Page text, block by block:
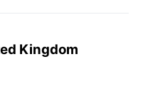
Kingdom